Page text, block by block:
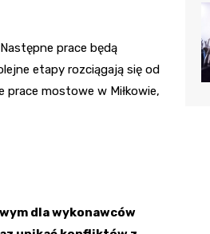
prace będą
etapy rozciągają się od
prace mostowe w Miłkowie,
dla wykonawców